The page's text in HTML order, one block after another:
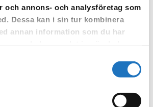
och annons- och analysföretag som
Dessa kan i sin tur kombinera
annan information som du har